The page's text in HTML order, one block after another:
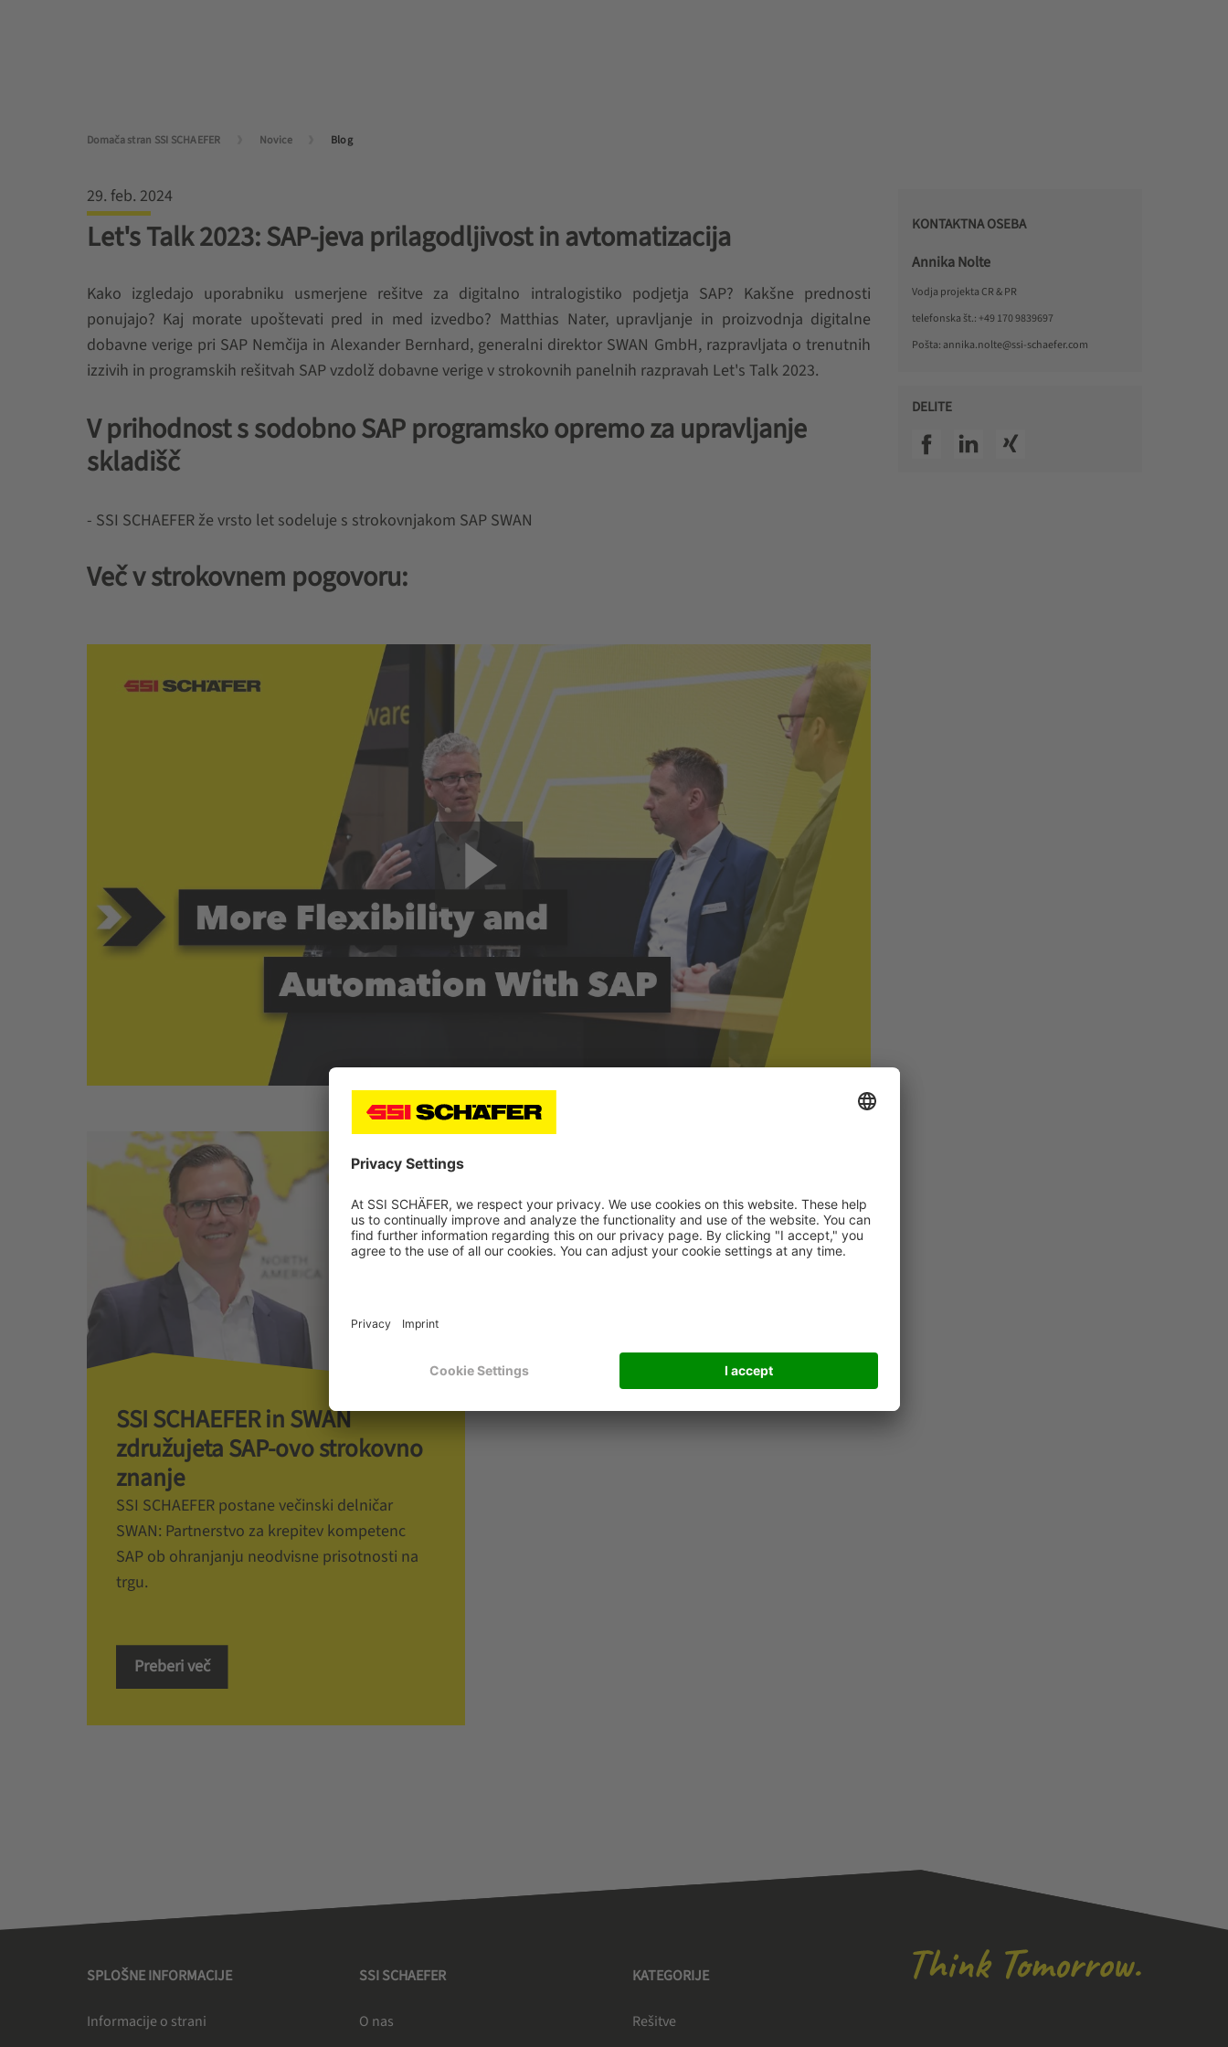
Domača stran SSI SCHAEFER Novice Blog
29. feb. 2024
Let's Talk 2023: SAP-jeva prilagodljivost in avtomatizacija
Kako izgledajo uporabniku usmerjene rešitve za digitalno intralogistiko podjetja SAP? Kakšne prednosti
ponujajo? Kaj morate upoštevati pred in med izvedbo? Matthias Nater, upravljanje in proizvodnja digitalne
dobavne verige pri SAP Nemčija in Alexander Bernhard, generalni direktor SWAN GmbH, razpravljata o trenutnih
izzivih in programskih rešitvah SAP vzdolž dobavne verige v strokovnih panelnih razpravah Let's Talk 2023.
V prihodnost s sodobno SAP programsko opremo za upravljanje
skladišč
- SSI SCHAEFER že vrsto let sodeluje s strokovnjakom SAP SWAN
Več v strokovnem pogovoru:
SSI SCHAEFER in SWAN
združujeta SAP-ovo strokovno
znanje
SSI SCHAEFER postane večinski delničar
SWAN: Partnerstvo za krepitev kompetenc
SAP ob ohranjanju neodvisne prisotnosti na
trgu.
Preberi več
KONTAKTNA OSEBA
Annika Nolte
Vodja projekta CR & PR
telefonska št.: +49 170 9839697
Pošta: annika.nolte@ssi-schaefer.com
DELITE
SSI facebook
SSI linkedin
SSI xing
SPLOŠNE INFORMACIJE
Informacije o strani
SSI SCHAEFER
O nas
KATEGORIJE
Rešitve